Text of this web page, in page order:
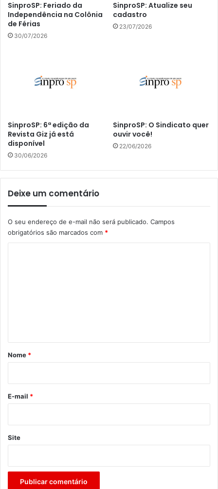
SinproSP: Feriado da
Independência na Colônia
de Férias
30/07/2026
SinproSP: Atualize seu
cadastro
23/07/2026
SinproSP: 6ª edição da
Revista Giz já está
disponível
30/06/2026
SinproSP: O Sindicato quer
ouvir você!
22/06/2026
Deixe um comentário
O seu endereço de e-mail não será publicado. Campos
obrigatórios são marcados com *
r
*
Nome *
E-mail *
Site